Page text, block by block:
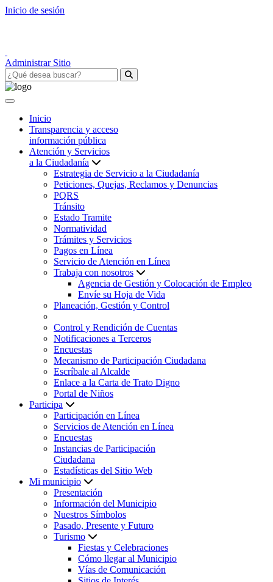
Inicio de sesión
Administrar Sitio
Inicio
Transparencia y acceso
información pública
Atención y Servicios
a la Ciudadanía
Estrategia de Servicio a la Ciudadanía
Peticiones, Quejas, Reclamos y Denuncias
PQRS
Tránsito
Estado Tramite
Normatividad
Trámites y Servicios
Pagos en Línea
Servicio de Atención en Línea
Trabaja con nosotros
Agencia de Gestión y Colocación de Empleo
Envíe su Hoja de Vida
Planeación, Gestión y Control
Control y Rendición de Cuentas
Notificaciones a Terceros
Encuestas
Mecanismo de Participación Ciudadana
Escríbale al Alcalde
Enlace a la Carta de Trato Digno
Portal de Niños
Participa
Participación en Línea
Servicios de Atención en Línea
Encuestas
Instancias de Participación
Ciudadana
Estadísticas del Sitio Web
Mi municipio
Presentación
Información del Municipio
Nuestros Símbolos
Pasado, Presente y Futuro
Turismo
Fiestas y Celebraciones
Cómo llegar al Municipio
Vías de Comunicación